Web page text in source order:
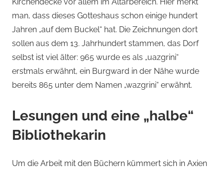
man, dass dieses Gotteshaus schon einige hundert
Jahren „auf dem Buckel“ hat. Die Zeichnungen dort
sollen aus dem 13. Jahrhundert stammen, das Dorf
selbst ist viel älter: 965 wurde es als „uazgrini“
erstmals erwähnt, ein Burgward in der Nähe wurde
bereits 865 unter dem Namen „wazgrini“ erwähnt.
Lesungen und eine „halbe“
Bibliothekarin
Um die Arbeit mit den Büchern kümmert sich in Axien